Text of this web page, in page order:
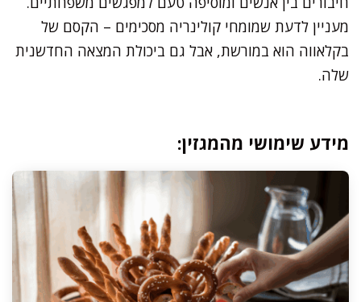
מעניין לדעת שמומחי קולינריה מסכימים – הקסם של
בקלאווה הוא במורשת, אבל גם ביכולת המצאה החדשנית
שלה.
מידע שימושי מהמגזין: